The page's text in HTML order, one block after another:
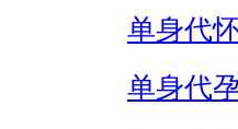
单身代
单身代